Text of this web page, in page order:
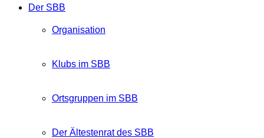
Der SBB
Organisation
Klubs im SBB
Ortsgruppen im SBB
Der Ältestenrat des SBB